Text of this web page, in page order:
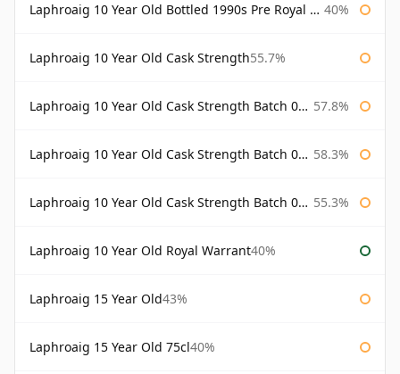
Laphroaig 10 Year Old Bottled 1990s Pre Royal Warrant 40%
Laphroaig 10 Year Old Cask Strength55.7%
Laphroaig 10 Year Old Cask Strength Batch 001 Bottled 2009 57.8%
Laphroaig 10 Year Old Cask Strength Batch 002 Bottled 2010 58.3%
Laphroaig 10 Year Old Cask Strength Batch 003 Bottled 2011 55.3%
Laphroaig 10 Year Old Royal Warrant40%
Laphroaig 15 Year Old43%
Laphroaig 15 Year Old 75cl40%